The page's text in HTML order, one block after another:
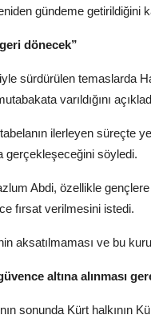
gündeme getirildiğini
dönecek”
sürdürülen temaslarda
varıldığını
ilerleyen süreçte
gerçekleşeceğini söyledi.
Abdi, özellikle
fırsat verilmesini istedi.
aksatılmaması ve bu
altına alınması
sonunda Kürt halkının